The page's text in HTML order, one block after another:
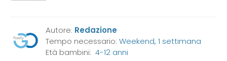
Autore: Redazione
Tempo necessario: Weekend, 1 settimana
Età bambini: 4-12 anni